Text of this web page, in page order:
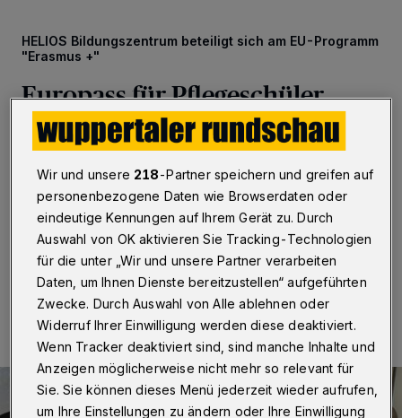
HELIOS Bildungszentrum beteiligt sich am EU-Programm
"Erasmus +"
Europass für Pflegeschüler
Wuppertal·Bei einem Festakt im Bildungszentrum des
Teilnehmer am EU-Auslandsprogramm "Erasmus +"
(früher: Leonardo) ihre Zertifikate erhalten, den so
genannten Europass.
16.02.2016 , 12:47 Uhr Eine Minute Lesezeit
Wir und unsere 218-Partner speichern und greifen auf
personenbezogene Daten wie Browserdaten oder
eindeutige Kennungen auf Ihrem Gerät zu. Durch
Auswahl von OK aktivieren Sie Tracking-Technologien
für die unter „Wir und unsere Partner verarbeiten
Daten, um Ihnen Dienste bereitzustellen“ aufgeführten
Zwecke. Durch Auswahl von Alle ablehnen oder
Widerruf Ihrer Einwilligung werden diese deaktiviert.
Wenn Tracker deaktiviert sind, sind manche Inhalte und
Anzeigen möglicherweise nicht mehr so relevant für
Sie. Sie können dieses Menü jederzeit wieder aufrufen,
um Ihre Einstellungen zu ändern oder Ihre Einwilligung